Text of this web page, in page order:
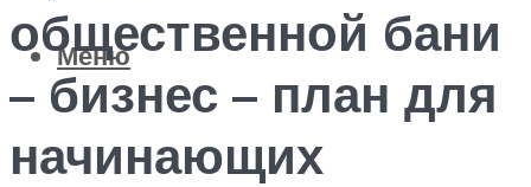
Меню
общественной бани
– бизнес – план для
начинающих